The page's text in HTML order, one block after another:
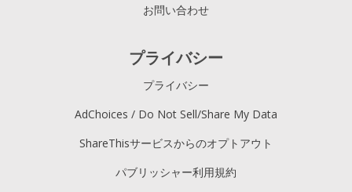
お問い合わせ
プライバシー
プライバシー
AdChoices / Do Not Sell/Share My Data
ShareThisサービスからのオプトアウト
パブリッシャー利用規約